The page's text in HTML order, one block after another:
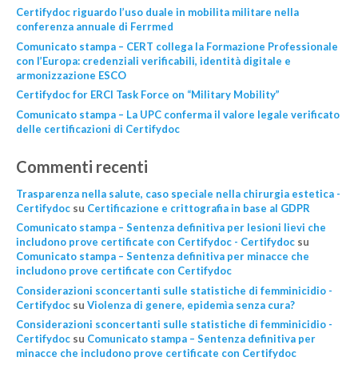
Certifydoc riguardo l’uso duale in mobilita militare nella
conferenza annuale di Ferrmed
Comunicato stampa – CERT collega la Formazione Professionale
con l’Europa: credenziali verificabili, identità digitale e
armonizzazione ESCO
Certifydoc for ERCI Task Force on “Military Mobility”
Comunicato stampa – La UPC conferma il valore legale verificato
delle certificazioni di Certifydoc
Commenti recenti
Trasparenza nella salute, caso speciale nella chirurgia estetica -
Certifydocsu Certificazione e crittografia in base al GDPR
Comunicato stampa – Sentenza definitiva per lesioni lievi che
includono prove certificate con Certifydoc - Certifydocsu
Comunicato stampa – Sentenza definitiva per minacce che
includono prove certificate con Certifydoc
Considerazioni sconcertanti sulle statistiche di femminicidio -
Certifydocsu Violenza di genere, epidemìa senza cura?
Considerazioni sconcertanti sulle statistiche di femminicidio -
Certifydocsu Comunicato stampa – Sentenza definitiva per
minacce che includono prove certificate con Certifydoc